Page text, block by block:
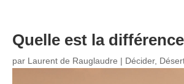
Quelle est la
par Laurent de Rauglaudre | Décider,